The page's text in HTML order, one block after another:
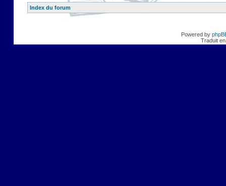
Index du forum
Powered by
Traduit